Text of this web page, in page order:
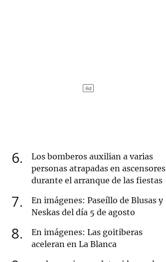
6
Los bomberos auxilian a varias
personas atrapadas en ascensores
durante el arranque de las fiestas
7
En imágenes: Paseíllo de Blusas y
Neskas del día 5 de agosto
8
En imágenes: Las goitiberas
aceleran en La Blanca